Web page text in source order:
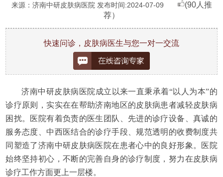
来源：济南中研皮肤病医院 发布时间:2024-07-09
(90人推
荐）
快速问诊，皮肤病医生与您一对一交流
济南中研皮肤病医院成立以来一直秉承着“以人为本”的
诊疗原则，实实在在帮助济南地区的皮肤病患者减轻皮肤病
困扰。医院有着负责的医生团队、先进的诊疗设备、真诚的
服务态度、中西医结合的诊疗手段、规范透明的收费制度共
同塑造了济南中研皮肤病医院在患者心中的良好形象。医院
始终坚持初心，不断的完善自身的诊疗制度，努力在皮肤病
诊疗工作方面更上一层楼。